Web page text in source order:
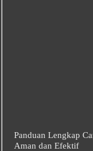
Panduan Lengkap
Aman dan Efektif